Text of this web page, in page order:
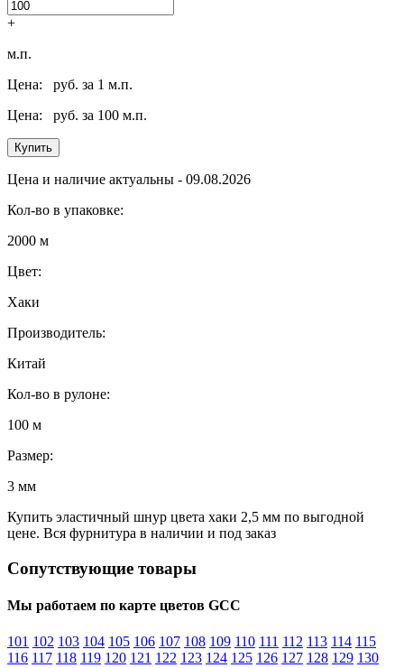
+
м.п.
Цена:
руб. за 1 м.п.
Цена:
руб. за 100 м.п.
Купить
Цена и наличие актуальны - 09.08.2026
Кол-во в упаковке:
2000 м
Цвет:
Хаки
Производитель:
Китай
Кол-во в рулоне:
100 м
Размер:
3 мм
Купить эластичный шнур цвета хаки 2,5 мм по выгодной
цене. Вся фурнитура в наличии и под заказ
Сопутствующие товары
Мы работаем по карте цветов GCC
101 102 103 104 105 106 107 108 109 110 111 112 113 114 115
116 117 118 119 120 121 122 123 124 125 126 127 128 129 130